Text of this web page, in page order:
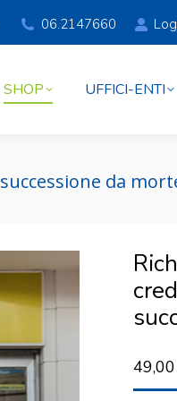
06.2147660
SHOP UFFICI-ENTI
da
SHOP UFFICI-ENTI